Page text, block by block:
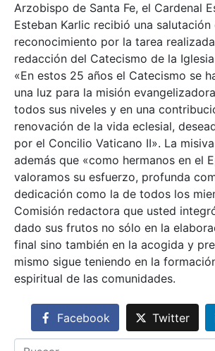
Arzobispo de Santa Fe, el Cardenal
Esteban Karlic recibió una
reconocimiento por la tarea
redacción del Catecismo de la
«En estos 25 años el Catecismo se
una luz para la misión
todos sus niveles y en una
renovación de la vida eclesial,
por el Concilio Vaticano II». La
además que «como hermanos en el
valoramos su esfuerzo, profunda
dedicación como la de todos los
Comisión redactora que usted
dado sus frutos no sólo en la
final sino también en la acogida y
mismo sigue teniendo en la
espiritual de las comunidades.
Facebook Twitter